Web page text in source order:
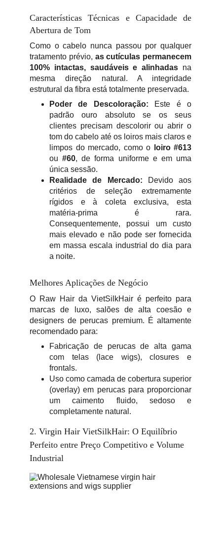
Características Técnicas e Capacidade de
Abertura de Tom
Como o cabelo nunca passou por qualquer
tratamento prévio, as cutículas permanecem
100% intactas, saudáveis e alinhadas na
mesma direção natural. A integridade
estrutural da fibra está totalmente preservada.
Poder de Descoloração: Este é o
padrão ouro absoluto se os seus
clientes precisam descolorir ou abrir o
tom do cabelo até os loiros mais claros e
limpos do mercado, como o
loiro #613
ou#60, de forma uniforme e em uma
única sessão.
Realidade de Mercado: Devido aos
critérios de seleção extremamente
rígidos e à coleta exclusiva, esta
matéria-prima é rara.
Consequentemente, possui um custo
mais elevado e não pode ser fornecida
em massa escala industrial do dia para
a noite.
Melhores Aplicações de Negócio
O Raw Hair da VietSilkHair é perfeito para
marcas de luxo, salões de alta coesão e
designers de perucas premium. É altamente
recomendado para:
Fabricação de perucas de alta gama
com telas (lace wigs), closures e
frontals.
Uso como camada de cobertura superior
(overlay) em perucas para proporcionar
um caimento fluido, sedoso e
completamente natural.
2. Virgin Hair VietSilkHair: O Equilíbrio
Perfeito entre Preço Competitivo e Volume
Industrial